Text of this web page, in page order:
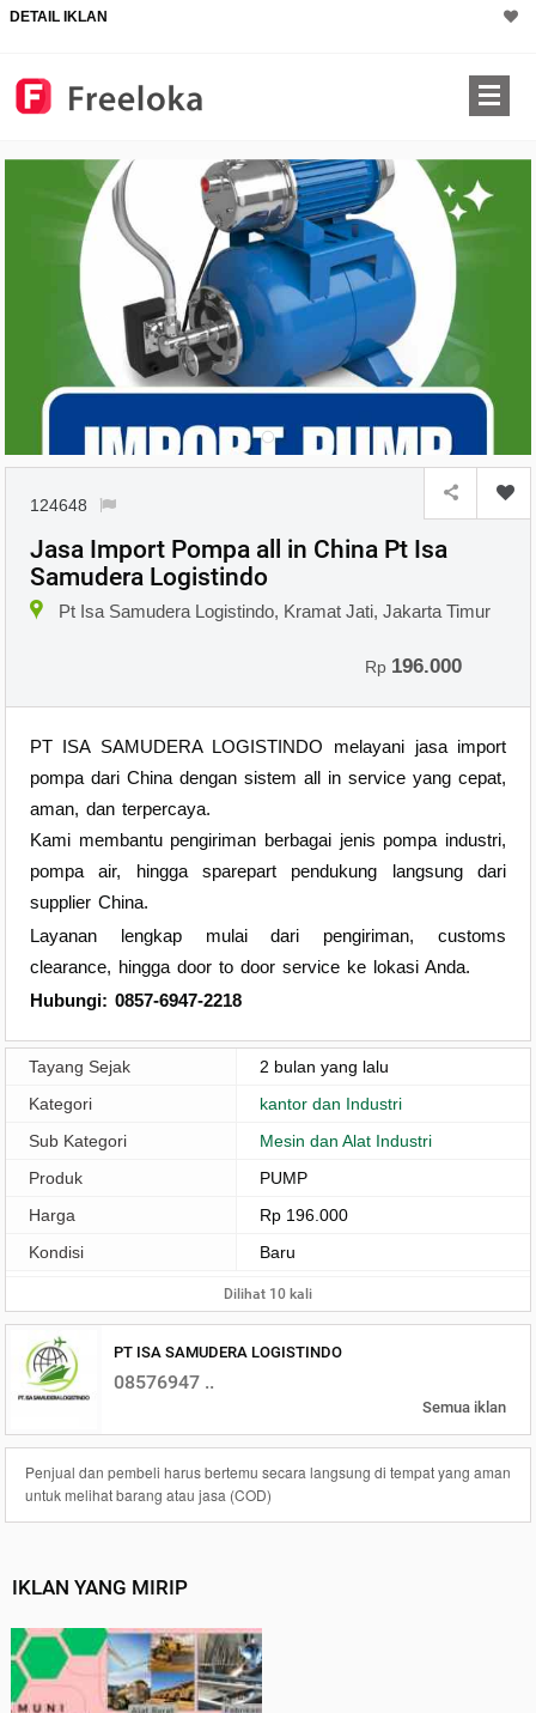
DETAIL IKLAN
124648
Jasa Import Pompa all in China Pt Isa
Samudera Logistindo
Pt Isa Samudera Logistindo, Kramat Jati, Jakarta Timur
Rp 196.000
PT ISA SAMUDERA LOGISTINDO melayani jasa import
pompa dari China dengan sistem all in service yang cepat,
aman, dan terpercaya.
Kami membantu pengiriman berbagai jenis pompa industri,
pompa air, hingga sparepart pendukung langsung dari
supplier China.
Layanan lengkap mulai dari pengiriman, customs
clearance, hingga door to door service ke lokasi Anda.
Hubungi: 0857-6947-2218
Tayang Sejak
2 bulan yang lalu
Kategori
kantor dan Industri
Sub Kategori
Mesin dan Alat Industri
Produk
PUMP
Harga
Rp 196.000
Kondisi
Baru
Dilihat 10 kali
PT ISA SAMUDERA LOGISTINDO
08576947 ..
Semua iklan
Penjual dan pembeli harus bertemu secara langsung di tempat yang aman
untuk melihat barang atau jasa (COD)
IKLAN YANG MIRIP